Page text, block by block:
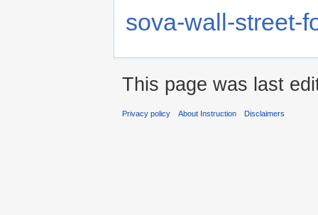
sova-wall-street-
This page was last
Privacy policy About Instruction Disclaimers